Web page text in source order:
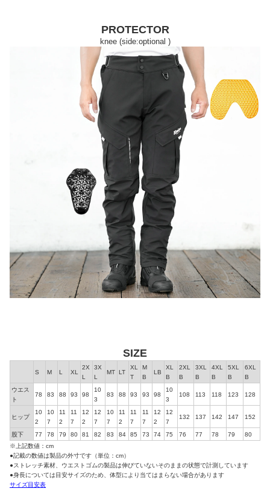
PROTECTOR
knee (side:optional )
SIZE
S M L XL
2X
L
3X
L
MT LT
XL
T
M
B
LB
XL
B
2XL
B
3XL
B
4XL
B
5XL
B
6XL
B
ウエス
ト
78 83 88 93 98
10
3
83 88 93 93 98
10
3
108 113 118 123 128
ヒップ
10
2
10
7
11
2
11
7
12
2
12
7
10
7
11
2
11
7
11
7
12
2
12
7
132 137 142 147 152
股下 77 78 79 80 81 82 83 84 85 73 74 75 76 77 78 79
80
※上記数値：cm
●記載の数値は製品の外寸です（単位：cm）
●ストレッチ素材、ウエストゴムの製品は伸びていないそのままの状態で計測しています
●身長については目安サイズのため、体型により当てはまらない場合があります
サイズ目安表